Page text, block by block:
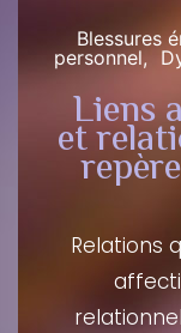
Blessures
personnel
Liens
et
Relations